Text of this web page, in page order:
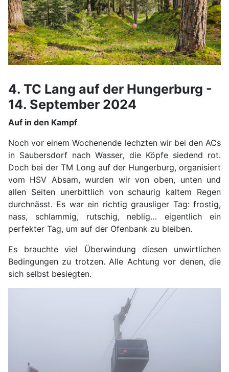
4. TC Lang auf der Hungerburg -
14. September 2024
Auf in den Kampf
Noch vor einem Wochenende lechzten wir bei den ACs
in Saubersdorf nach Wasser, die Köpfe siedend rot.
Doch bei der TM Long auf der Hungerburg, organisiert
vom HSV Absam, wurden wir von oben, unten und
allen Seiten unerbittlich von schaurig kaltem Regen
durchnässt. Es war ein richtig grausliger Tag: frostig,
nass, schlammig, rutschig, neblig… eigentlich ein
perfekter Tag, um auf der Ofenbank zu bleiben.
Es brauchte viel Überwindung diesen unwirtlichen
Bedingungen zu trotzen. Alle Achtung vor denen, die
sich selbst besiegten.